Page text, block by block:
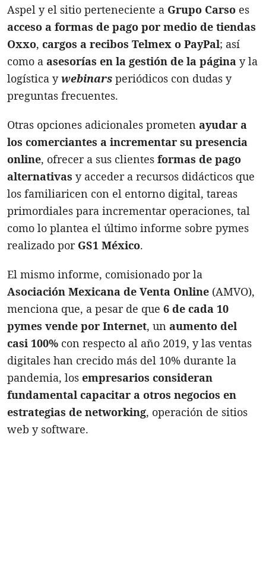
Aspel y el sitio perteneciente a Grupo Carso es
acceso a formas de pago por medio de tiendas
Oxxo, cargos a recibos Telmex o PayPal; así
como a asesorías en la gestión de la página y la
logística ywebinars periódicos con dudas y
preguntas frecuentes.
Otras opciones adicionales prometen ayudar a
los comerciantes a incrementar su presencia
online, ofrecer a sus clientes formas de pago
alternativas y acceder a recursos didácticos que
los familiaricen con el entorno digital, tareas
primordiales para incrementar operaciones, tal
como lo plantea el último informe sobre pymes
realizado por GS1 México.
El mismo informe, comisionado por la
Asociación Mexicana de Venta Online (AMVO),
menciona que, a pesar de que 6 de cada 10
pymes vende por Internet, un aumento del
casi 100% con respecto al año 2019, y las ventas
digitales han crecido más del 10% durante la
pandemia, los empresarios consideran
fundamental capacitar a otros negocios en
estrategias de networking, operación de sitios
web y software.